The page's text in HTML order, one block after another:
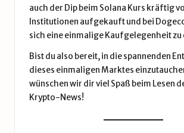
auch der Dip beim Solana Kurs kräftig
Institutionen aufgekauft und bei
sich eine einmalige Kaufgelegenheit
Bist du also bereit, in die spannenden
dieses einmaligen Marktes
wünschen wir dir viel Spaß beim Lesen
Krypto-News!